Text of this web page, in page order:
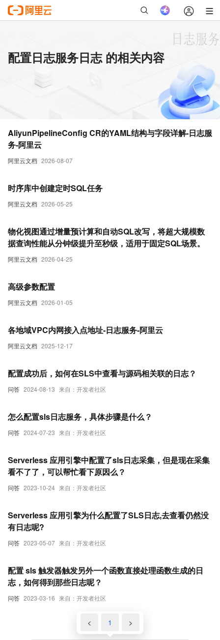
配置日志服务日志 的相关内容
阿里云文档 2026-08-07
AliyunPipelineConfig CR的YAML结构与字段详解-日志服
务-阿里云
阿里云文档 2026-05-25
时序库中创建定时SQL任务
阿里云文档 2026-04-25
物化视图通过增量预计算和自动SQL改写，将超大规模数
据查询性能从分钟级提升至秒级，适用于固定SQL场景。
阿里云文档 2026-01-05
高级参数配置
阿里云文档 2025-12-17
各地域VPC内网接入点地址-日志服务-阿里云
问答 2024-08-13 来自：开发者社区
配置成功后，如何在SLS中查看与源码相关联的日志？
问答 2024-07-23 来自：开发者社区
怎么配置sls日志服务，具体步骤是什么？
问答 2023-10-24 来自：开发者社区
Serverless 应用引擎中配置了sls日志采集，但是现在采集
看不了了，可以帮忙看下原因么？
问答 2023-05-07 来自：开发者社区
Serverless 应用引擎为什么配置了SLS日志,去查看仍然没
有日志呢?
问答 2023-03-16 来自：开发者社区
配置 sls 触发器触发另外一个函数直接处理函数生成的日
志，如何得到那些日志呢？
< 1 >